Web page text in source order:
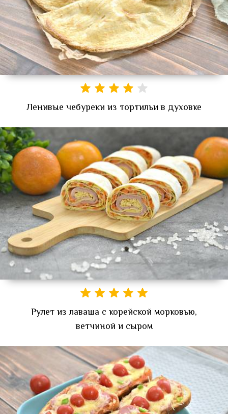
Ленивые чебуреки из тортильи в духовке
Рулет из лаваша с корейской морковью,
ветчиной и сыром